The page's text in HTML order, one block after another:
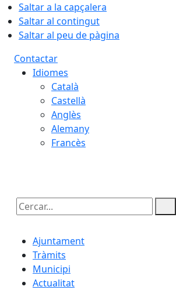
Saltar a la capçalera
Saltar al contingut
Saltar al peu de pàgina
Contactar
Idiomes
Català
Castellà
Anglès
Alemany
Francès
Cercar:
Ajuntament
Tràmits
Municipi
Actualitat